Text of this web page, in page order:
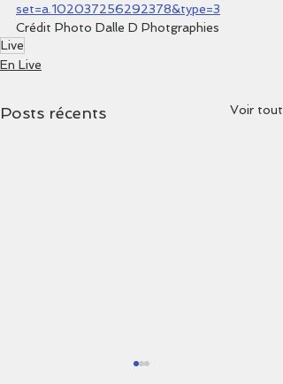
set=a.102037256292378&type=3
Crédit Photo Dalle D Photgraphies
Live
En Live
Posts récents Voir tout